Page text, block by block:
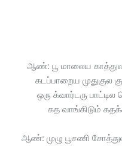
ஆண்: பூ மாலைய காத்துல
கடப்பாறைய முதுகுல
ஒரு க்வார்டரு பாட்டில
கத வாங்கிடும்
ஆண்: முழு பூசணி